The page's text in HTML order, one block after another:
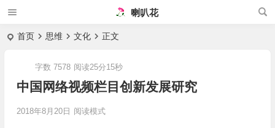
喇叭花
首页 思维 文化 正文
中国网络视频栏目创新发展研究
2018年8月20日
字数 7578 阅读25分15秒
阅读模式